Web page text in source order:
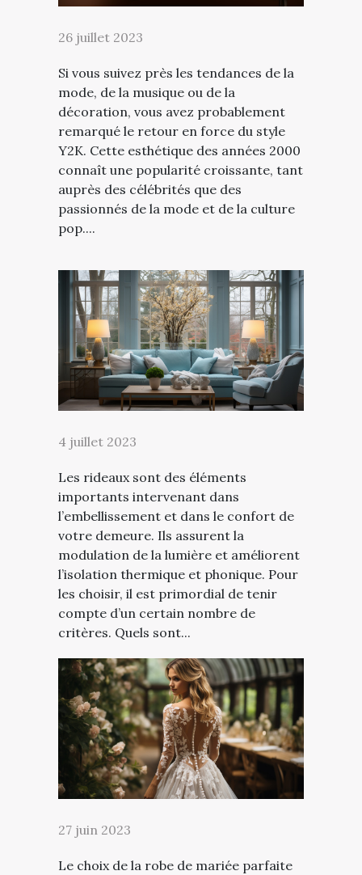
26 juillet 2023
Si vous suivez près les tendances de la
mode, de la musique ou de la
décoration, vous avez probablement
remarqué le retour en force du style
Y2K. Cette esthétique des années 2000
connaît une popularité croissante, tant
auprès des célébrités que des
passionnés de la mode et de la culture
pop....
4 juillet 2023
Les rideaux sont des éléments
importants intervenant dans
l’embellissement et dans le confort de
votre demeure. Ils assurent la
modulation de la lumière et améliorent
l’isolation thermique et phonique. Pour
les choisir, il est primordial de tenir
compte d’un certain nombre de
critères. Quels sont...
27 juin 2023
Le choix de la robe de mariée parfaite